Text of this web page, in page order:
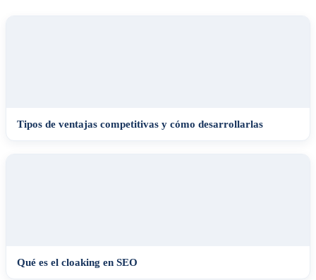
Tipos de ventajas competitivas y cómo desarrollarlas
Qué es el cloaking en SEO